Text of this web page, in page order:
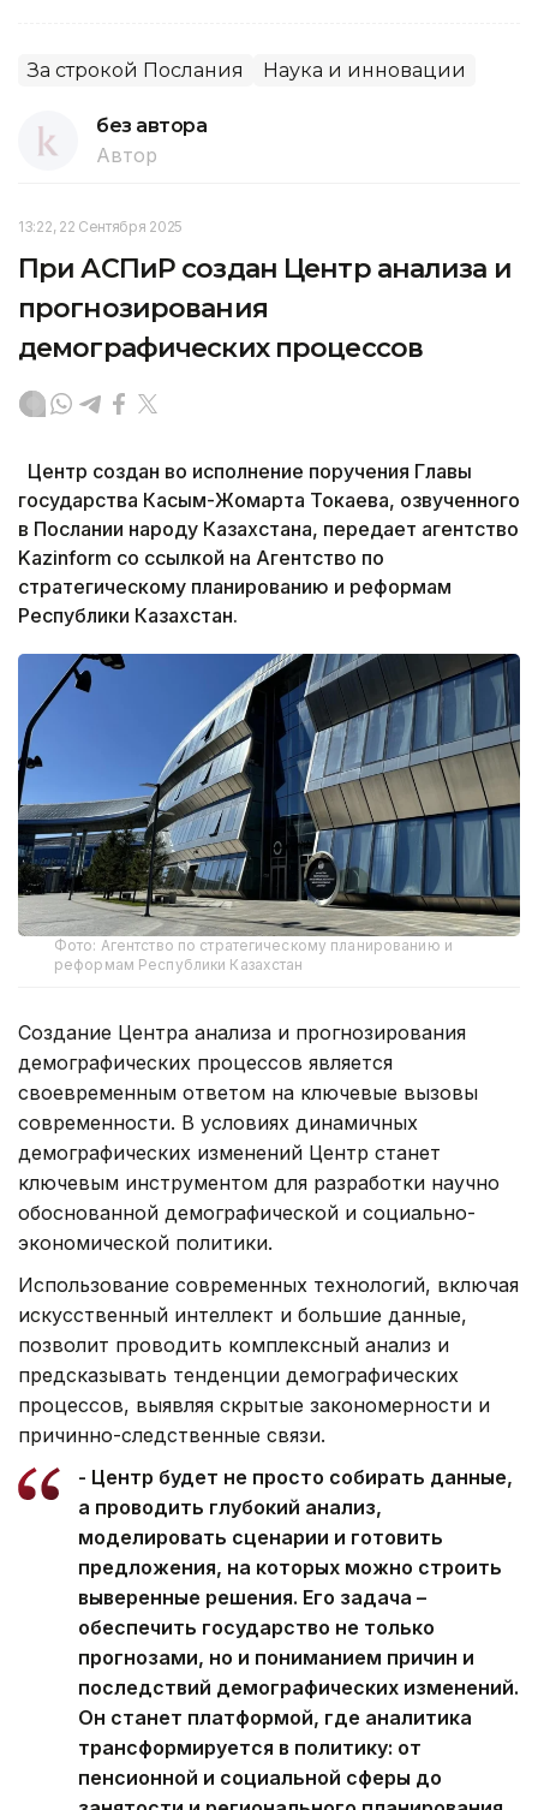
За строкой Послания Наука и инновации
без автора
Автор
13:22, 22 Сентября 2025
При АСПиР создан Центр анализа и
прогнозирования
демографических процессов
Центр создан во исполнение поручения Главы
государства Касым-Жомарта Токаева, озвученного
в Послании народу Казахстана, передает агентство
Kazinform со ссылкой на Агентство по
стратегическому планированию и реформам
Республики Казахстан.
Фото: Агентство по стратегическому планированию и
реформам Республики Казахстан
Создание Центра анализа и прогнозирования
демографических процессов является
своевременным ответом на ключевые вызовы
современности. В условиях динамичных
демографических изменений Центр станет
ключевым инструментом для разработки научно
обоснованной демографической и социально-
экономической политики.
Использование современных технологий, включая
искусственный интеллект и большие данные,
позволит проводить комплексный анализ и
предсказывать тенденции демографических
процессов, выявляя скрытые закономерности и
причинно-следственные связи.
- Центр будет не просто собирать данные,
а проводить глубокий анализ,
моделировать сценарии и готовить
предложения, на которых можно строить
выверенные решения. Его задача –
обеспечить государство не только
прогнозами, но и пониманием причин и
последствий демографических изменений.
Он станет платформой, где аналитика
трансформируется в политику: от
пенсионной и социальной сферы до